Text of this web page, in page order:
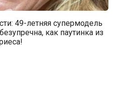
49-летняя супермодель
как паутинка из